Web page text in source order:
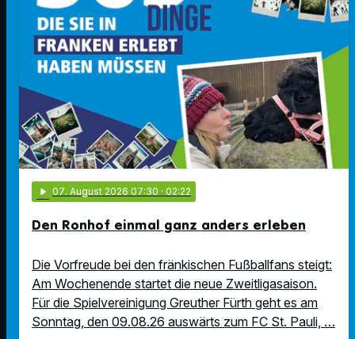
play_arrow 07. August 2026 07:30 · 02:22
Den Ronhof einmal ganz anders erleben
Die Vorfreude bei den fränkischen Fußballfans steigt:
Am Wochenende startet die neue Zweitligasaison.
Für die Spielvereinigung Greuther Fürth geht es am
Sonntag, den 09.08.26 auswärts zum FC St. Pauli, …